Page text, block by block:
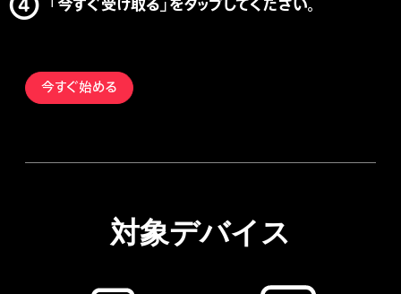
「今すぐ受け取る」をタップしてください。
今すぐ始める
対象デバイス